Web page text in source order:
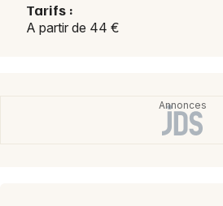
Tarifs :
A partir de 44 €